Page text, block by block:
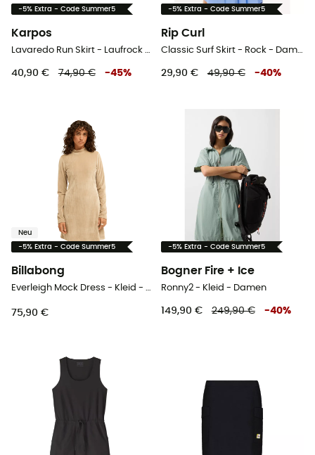
-5% Extra - Code Summer5
Karpos
Lavaredo Run Skirt - Laufrock - Damen
40,90 € 74,90 € -45%
-5% Extra - Code Summer5
Rip Curl
Classic Surf Skirt - Rock - Damen
29,90 € 49,90 € -40%
Neu
-5% Extra - Code Summer5
Billabong
Everleigh Mock Dress - Kleid - Damen
75,90 €
-5% Extra - Code Summer5
Bogner Fire + Ice
Ronny2 - Kleid - Damen
149,90 € 249,90 € -40%